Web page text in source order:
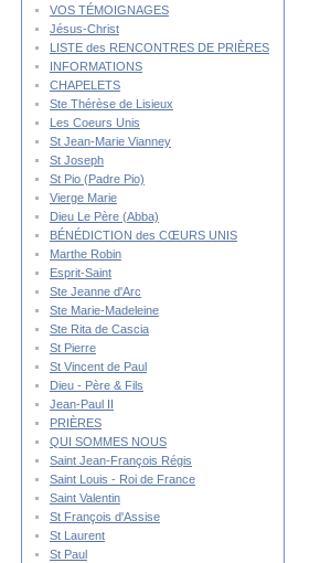
VOS TÉMOIGNAGES
Jésus-Christ
LISTE des RENCONTRES DE PRIÈRES
INFORMATIONS
CHAPELETS
Ste Thérèse de Lisieux
Les Coeurs Unis
St Jean-Marie Vianney
St Joseph
St Pio (Padre Pio)
Vierge Marie
Dieu Le Père (Abba)
BÉNÉDICTION des CŒURS UNIS
Marthe Robin
Esprit-Saint
Ste Jeanne d'Arc
Ste Marie-Madeleine
Ste Rita de Cascia
St Pierre
St Vincent de Paul
Dieu - Père & Fils
Jean-Paul II
PRIÈRES
QUI SOMMES NOUS
Saint Jean-François Régis
Saint Louis - Roi de France
Saint Valentin
St François d'Assise
St Laurent
St Paul